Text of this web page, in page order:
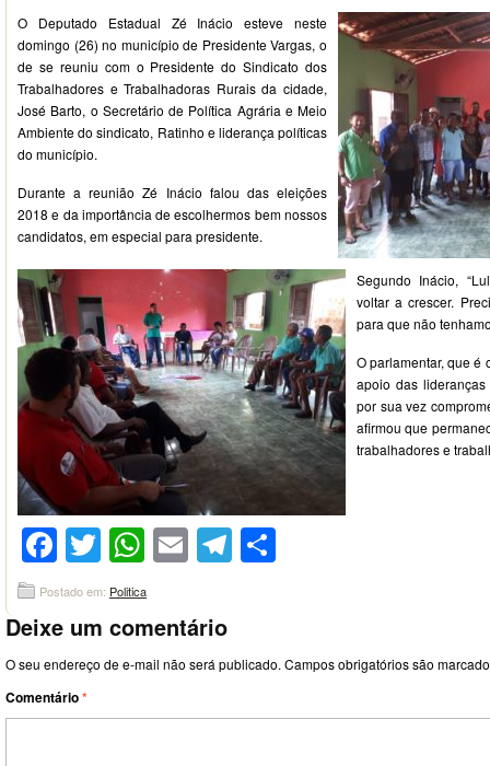
O Deputado Estadual Zé Inácio esteve neste
domingo (26) no município de Presidente Vargas, o
de se reuniu com o Presidente do Sindicato dos
Trabalhadores e Trabalhadoras Rurais da cidade,
José Barto, o Secretário de Política Agrária e Meio
Ambiente do sindicato, Ratinho e liderança políticas
do município.
Durante a reunião Zé Inácio falou das eleições
2018 e da importância de escolhermos bem nossos
candidatos, em especial para presidente.
Segundo Inácio,
voltar a crescer.
para que não
O parlamentar, que é
apoio das
por sua vez
afirmou que
trabalhadores e
Facebook
Twitter
WhatsApp
EmailTelegram
Postado em: Politica
Deixe um comentário
O seu endereço de e-mail não será publicado. Campos obrigatórios são
Comentário*